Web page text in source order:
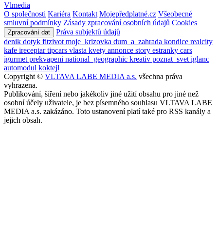
Vlmedia
O společnosti Kariéra Kontakt Mojepředplatné.cz Všeobecné
smluvní podmínky Zásady zpracování osobních údajů Cookies
Zpracování dat
Práva subjektů údajů
denik dotyk fitzivot moje_krizovka dum_a_zahrada kondice realcity
kafe ireceptartipcars vlasta kvety annonce story estranky cars
igurmet prekvapeni national_geographic kreativ poznat_svet iglanc
automodul koktejl
Copyright © VLTAVA LABE MEDIA a.s. všechna práva
vyhrazena.
Publikování, šíření nebo jakékoliv jiné užití obsahu pro jiné než
osobní účely uživatele, je bez písemného souhlasu VLTAVA LABE
MEDIA a.s. zakázáno. Toto ustanovení platí také pro RSS kanály a
jejich obsah.